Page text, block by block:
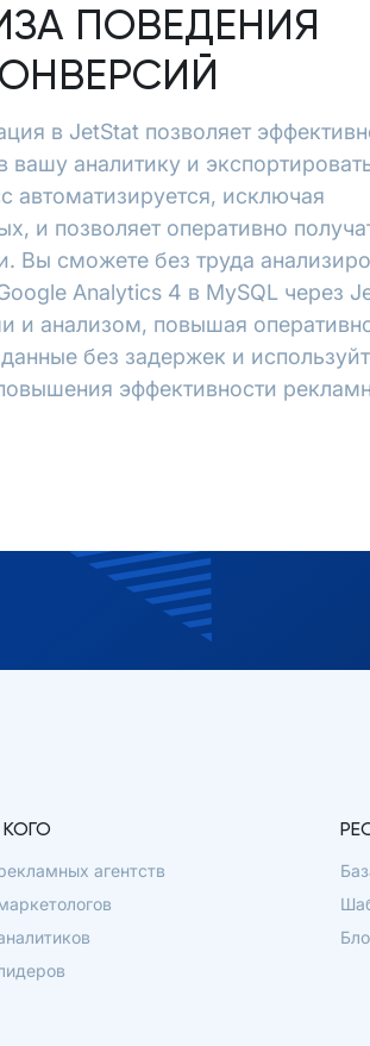
ПОВЕДЕНИЯ
в JetStat позволяет
аналитику и
автоматизируется, исключая
и позволяет оперативно
Вы сможете без труда
Analytics 4 в MySQL через
и анализом, повышая
без задержек и
эффективности
агентств